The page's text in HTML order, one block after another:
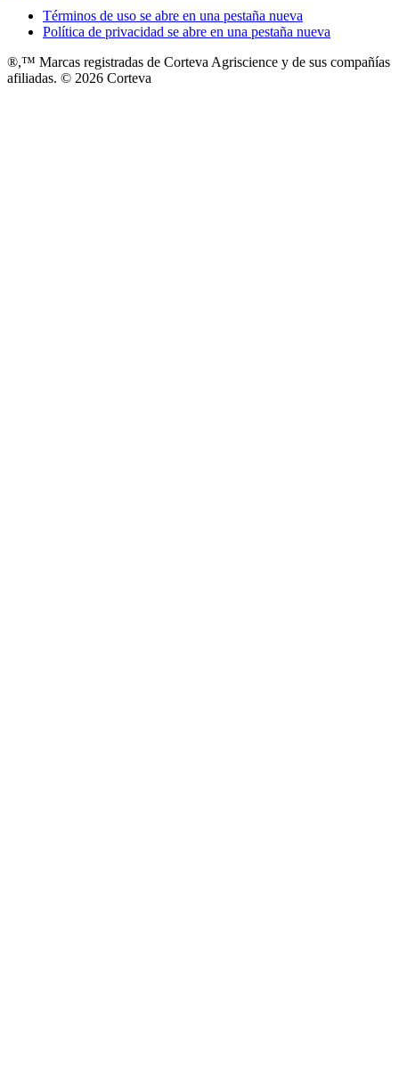
Términos de uso se abre en una pestaña nueva
Política de privacidad se abre en una pestaña nueva
®,™ Marcas registradas de Corteva Agriscience y de sus compañías
afiliadas. © 2026 Corteva